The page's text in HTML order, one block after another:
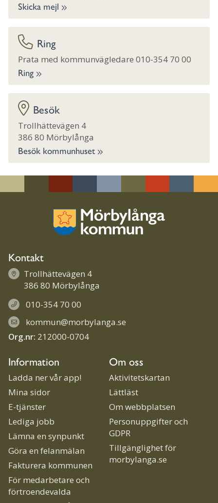
Skicka mejl
Ring
Prata med kommunvägledare 010-354 70 00
Ring
Besök
Trollhättevägen 4
386 80 Mörbylånga
Besök kommunhuset
Kontakt
Trollhättevägen 4
386 80 Mörbylånga
010-354 70 00
kommun@morbylanga.se
Org.nr: 212000-0704
Information
Ladda ner vår app!
Mina sidor
E-tjänster
Lediga jobb
Lämna en synpunkt
Göra en felanmälan
Fakturera kommunen
För medarbetare och
förtroendevalda
Om oss
Aktivitetskartan
Lättläst
Om webbplatsen
Personuppgifter och
GDPR
Tillgänglighet för
morbylanga.se